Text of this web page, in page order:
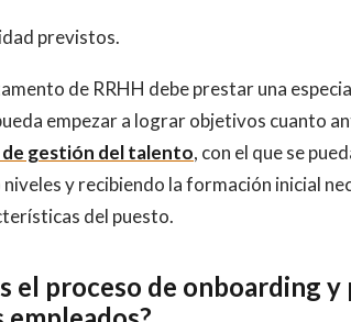
previstos.
de RRHH debe prestar una
empezar a lograr objetivos cuanto
gestión del talento, con el que se
y recibiendo la formación inicial
del puesto.
el proceso de onboarding